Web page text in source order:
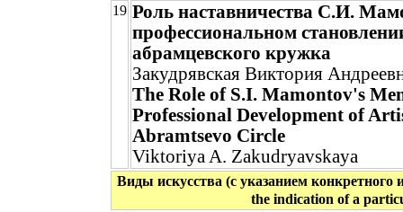
19 Роль наставничества С.И.
профессиональном
абрамцевского кружка
Закудрявская Виктория
The Role of S.I. Mamontov's
Professional Development of
Abramtsevo Circle
Viktoriya A. Zakudryavskaya
Виды искусства (с указанием конкретного
the indication of a